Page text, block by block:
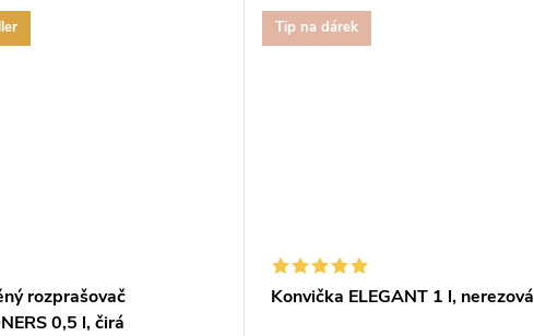
rozprašovač
0,5 l, čirá
Tip na dárek
Konvička ELEGANT 1 l, nerezová